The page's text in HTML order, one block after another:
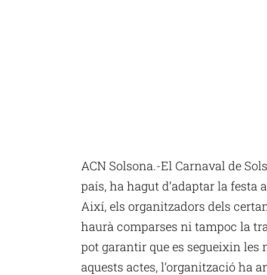
ACN Solsona.-El Carnaval de
país, ha hagut d’adaptar la festa
Així, els organitzadors dels
haurà comparses ni tampoc la
pot garantir que es segueixin les
aquests actes, l’organització ha